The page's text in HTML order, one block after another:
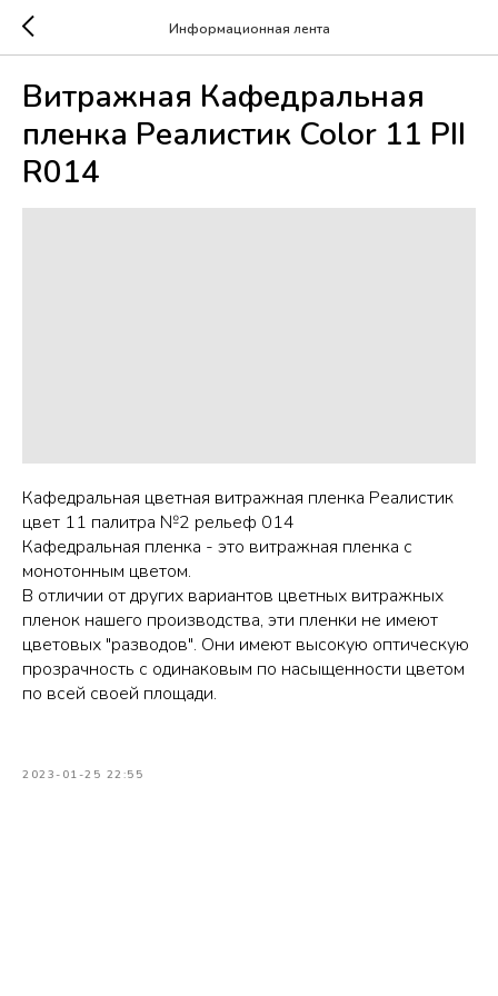
Информационная лента
Витражная Кафедральная
пленка Реалистик Color 11 PII
R014
Кафедральная цветная витражная пленка Реалистик
цвет 11 палитра №2 рельеф 014
Кафедральная пленка - это витражная пленка с
монотонным цветом.
В отличии от других вариантов цветных витражных
пленок нашего производства, эти пленки не имеют
цветовых "разводов". Они имеют высокую оптическую
прозрачность с одинаковым по насыщенности цветом
по всей своей площади.
2023-01-25 22:55